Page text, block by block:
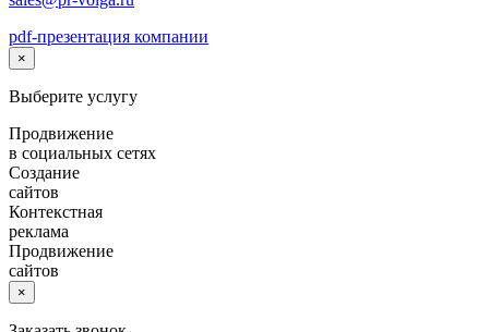
pdf-презентация компании
×
Выберите услугу
Продвижение
в социальных сетях
Создание
сайтов
Контекстная
реклама
Продвижение
сайтов
×